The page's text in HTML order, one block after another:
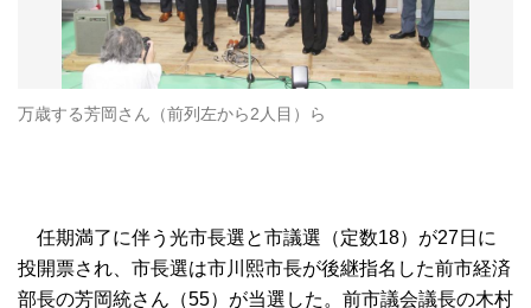
万歳する芳岡さん（前列左から2人目）ら
任期満了に伴う光市長選と市議選（定数18）が27日に
投開票され、市長選は市川熙市長が後継指名した前市経済
部長の芳岡統さん（55）が当選した。前市議会議長の木村